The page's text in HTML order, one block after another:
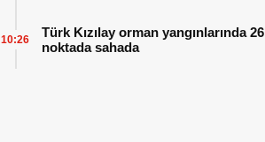
Türk Kızılay orman yangınlarında 26
noktada sahada
10:26